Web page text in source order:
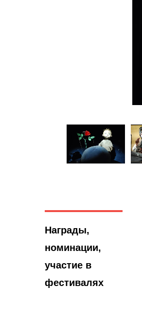
Награды,
номинации,
участие в
фестивалях